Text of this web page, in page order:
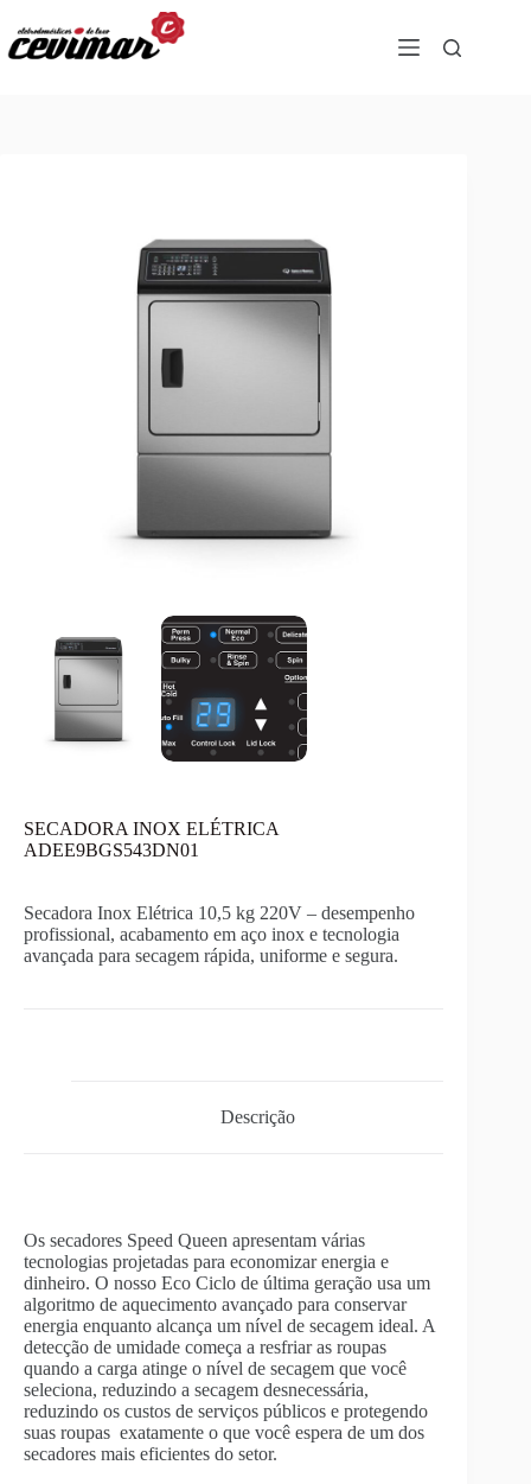
SECADORA INOX ELÉTRICA
ADEE9BGS543DN01
Secadora Inox Elétrica 10,5 kg 220V – desempenho
profissional, acabamento em aço inox e tecnologia
avançada para secagem rápida, uniforme e segura.
Descrição
Os secadores Speed ​​Queen apresentam várias
tecnologias projetadas para economizar energia e
dinheiro. O nosso Eco Ciclo de última geração usa um
algoritmo de aquecimento avançado para conservar
energia enquanto alcança um nível de secagem ideal. A
detecção de umidade começa a resfriar as roupas
quando a carga atinge o nível de secagem que você
seleciona, reduzindo a secagem desnecessária,
reduzindo os custos de serviços públicos e protegendo
suas roupas exatamente o que você espera de um dos
secadores mais eficientes do setor.